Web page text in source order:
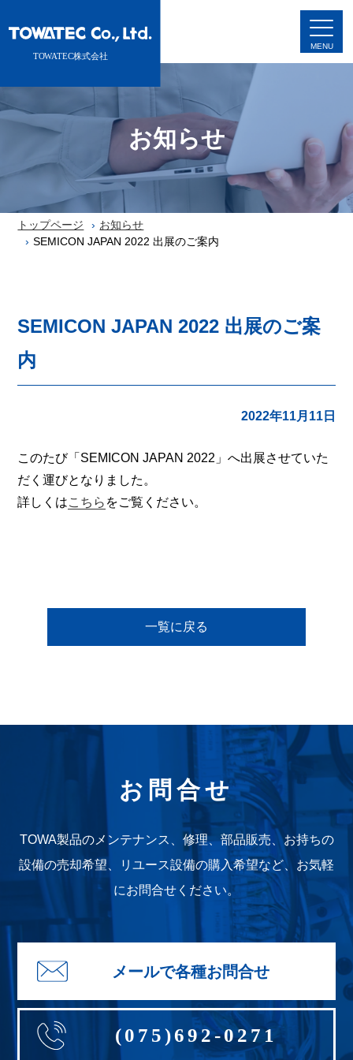
その他お問合せ
(075)692-0271
お知らせ
トップページ
お知らせ
SEMICON JAPAN 2022 出展のご案内
SEMICON JAPAN 2022 出展のご案
内
2022年11月11日
このたび「SEMICON JAPAN 2022」へ出展させていた
だく運びとなりました。
詳しくはこちら をご覧ください。
一覧に戻る
お問合せ
TOWA製品のメンテナンス、修理、部品販売、お持ちの
設備の売却希望、
リユース設備の購入希望など、お気軽
にお問合せください。
メールで各種お問合せ
(075)692-0271